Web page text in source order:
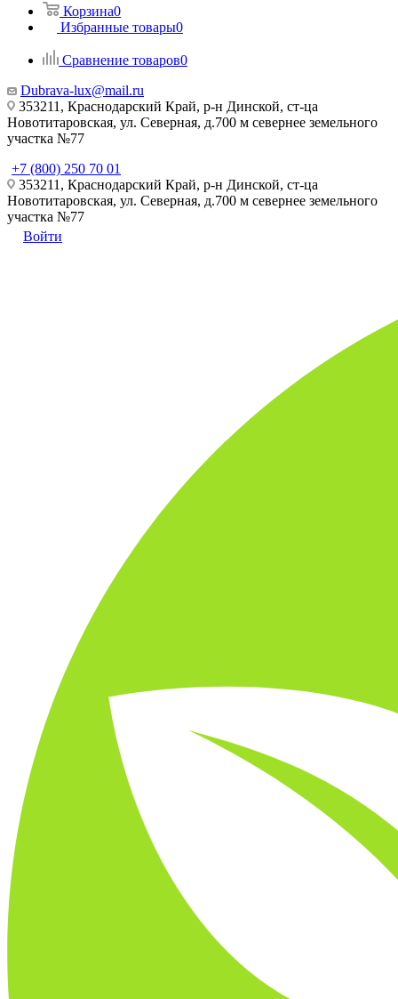
Корзина0
Избранные товары0
Сравнение товаров0
Dubrava-lux@mail.ru
353211, Краснодарский Край, р-н Динской, ст-ца
Новотитаровская, ул. Северная, д.700 м севернее земельного
участка №77
+7 (800) 250 70 01
353211, Краснодарский Край, р-н Динской, ст-ца
Новотитаровская, ул. Северная, д.700 м севернее земельного
участка №77
Войти